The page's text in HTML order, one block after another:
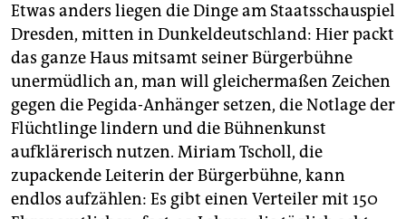
Etwas anders liegen die Dinge am Staatsschauspiel
Dresden, mitten in Dunkeldeutschland: Hier packt
das ganze Haus mitsamt seiner Bürgerbühne
unermüdlich an, man will gleichermaßen Zeichen
gegen die Pegida-Anhänger setzen, die Notlage der
Flüchtlinge lindern und die Bühnenkunst
aufklärerisch nutzen. Miriam Tscholl, die
zupackende Leiterin der Bürgerbühne, kann
endlos aufzählen: Es gibt einen Verteiler mit 150